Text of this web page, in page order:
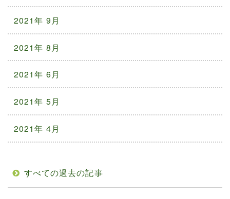
2021年 9月
2021年 8月
2021年 6月
2021年 5月
2021年 4月
すべての過去の記事